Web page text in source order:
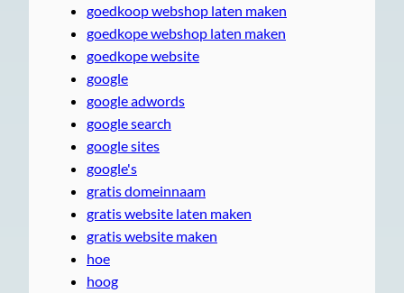
goedkoop webshop laten maken
goedkope webshop laten maken
goedkope website
google
google adwords
google search
google sites
google's
gratis domeinnaam
gratis website laten maken
gratis website maken
hoe
hoog